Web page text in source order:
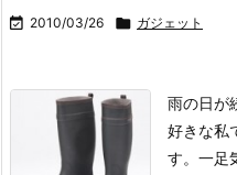
 2010/03/26  ガジェット
雨の日が
好きな私
す。一足